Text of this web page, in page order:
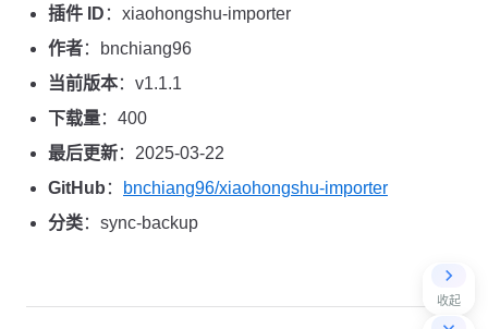
收起
插件 ID ：xiaohongshu-importer
作者：bnchiang96
当前版本：v1.1.1
下载量：400
最后更新：2025-03-22
GitHub ：
bnchiang96/xiaohongshu-importer
分类：sync-backup